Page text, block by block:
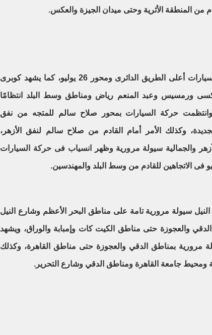
من المنطقة الأثرية وحتى ميدان الجيزة والعكس.
وانتظمت حركة السيارات أعلى الطريق الدائرى ومحور 26 يوليو، كما يشهد كوبرى
ورمسيس وعبد المنعم رياض ومناطق وسط البلد انتظامًا
حركة السيارات بمحور صلاح سالم للمتجه من نفق
وكذلك الأمر أمام القادم من صلاح سالم لنفق الأزهر،
والجمالية سيولة مرورية وظهر انسياب فى حركة السيارات
.
سيولة مرورية تامة على مناطق البحر الأعظم وشارع النيل
والعجوزة حتى مناطق الكيت كات وإمبابة والوراق، ويشهد
مرورية بمناطق الدقي والعجوزة حتى مناطق القاهرة، وكذلك
ومحيط جامعة القاهرة ومناطق الدقي وشارع التحرير.